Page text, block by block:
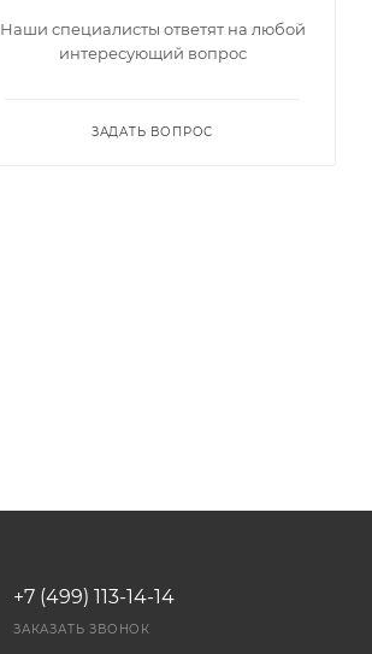
Наши специалисты ответят на любой
интересующий вопрос
ЗАДАТЬ ВОПРОС
+7 (499) 113-14-14
ЗАКАЗАТЬ ЗВОНОК